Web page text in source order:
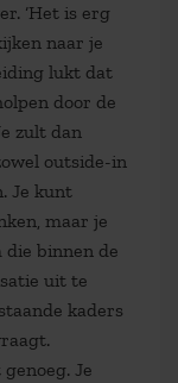
‘Het is erg
naar je
lukt dat
door de
zult dan
outside-in
Je kunt
maar je
binnen de
uit te
kaders
Je